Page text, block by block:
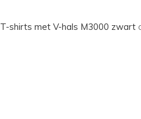
T-shirts met V-hals M3000 zwart